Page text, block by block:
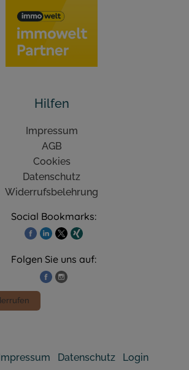
Hilfen
Impressum
AGB
Cookies
Datenschutz
Widerrufsbelehrung
Social Bookmarks:
Folgen Sie uns auf:
Datenschutz Login